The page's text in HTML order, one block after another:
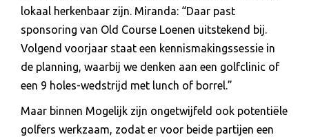
lokaal herkenbaar zijn. Miranda: “Daar past
sponsoring van Old Course Loenen uitstekend bij.
Volgend voorjaar staat een kennismakingssessie in
de planning, waarbij we denken aan een golfclinic of
een 9 holes-wedstrijd met lunch of borrel.”
Maar binnen Mogelijk zijn ongetwijfeld ook potentiële
golfers werkzaam, zodat er voor beide partijen een